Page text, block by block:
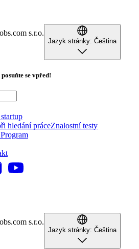
s.r.o.
Jazyk stránky: Čeština
se vpřed!
hledání práceZnalostní testy
s.r.o.
Jazyk stránky: Čeština